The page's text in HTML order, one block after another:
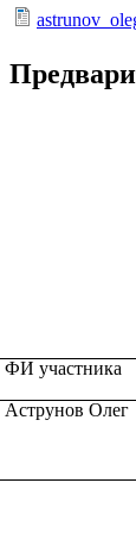
ФИ участника
Аструнов Олег